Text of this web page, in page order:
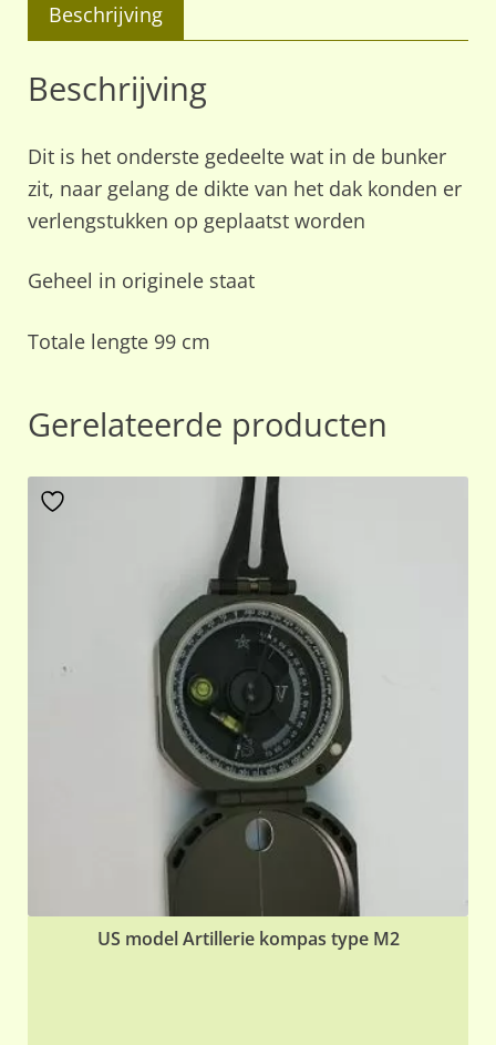
Beschrijving
Beschrijving
Dit is het onderste gedeelte wat in de bunker
zit, naar gelang de dikte van het dak konden er
verlengstukken op geplaatst worden
Geheel in originele staat
Totale lengte 99 cm
Gerelateerde producten
US model Artillerie kompas type M2